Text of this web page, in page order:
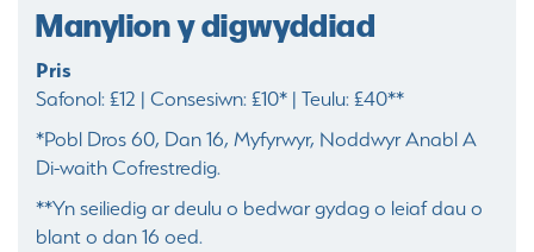
Manylion y digwyddiad
Pris
Safonol: £12 | Consesiwn: £10* | Teulu: £40**
*Pobl Dros 60, Dan 16, Myfyrwyr, Noddwyr Anabl A
Di-waith Cofrestredig.
**Yn seiliedig ar deulu o bedwar gydag o leiaf dau o
blant o dan 16 oed.